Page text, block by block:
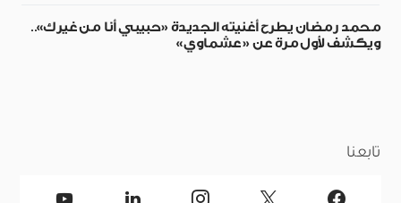
محمد رمضان يطرح أغنيته الجديدة «حبيبي أنا من غيرك»..
ويكشف لأول مرة عن «عشماوي»
تابعنا